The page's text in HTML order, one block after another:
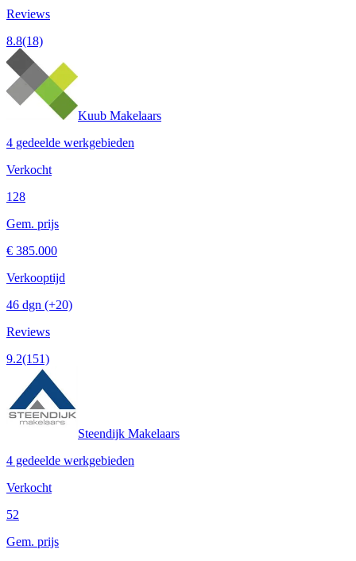
Reviews
8.8(18)
Kuub Makelaars
4 gedeelde werkgebieden
Verkocht
128
Gem. prijs
€ 385.000
Verkooptijd
46 dgn (+20)
Reviews
9.2(151)
Steendijk Makelaars
4 gedeelde werkgebieden
Verkocht
52
Gem. prijs